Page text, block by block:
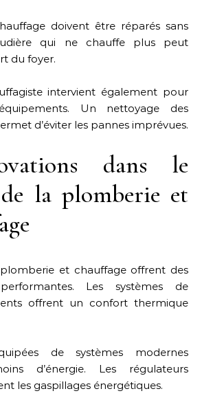
doivent être réparés sans
qui ne chauffe plus peut
du foyer.
intervient également pour
Un nettoyage des
d’éviter les pannes imprévues.
dans le
la plomberie et
et chauffage offrent des
Les systèmes de
offrent un confort thermique
de systèmes modernes
d’énergie. Les régulateurs
les gaspillages énergétiques.